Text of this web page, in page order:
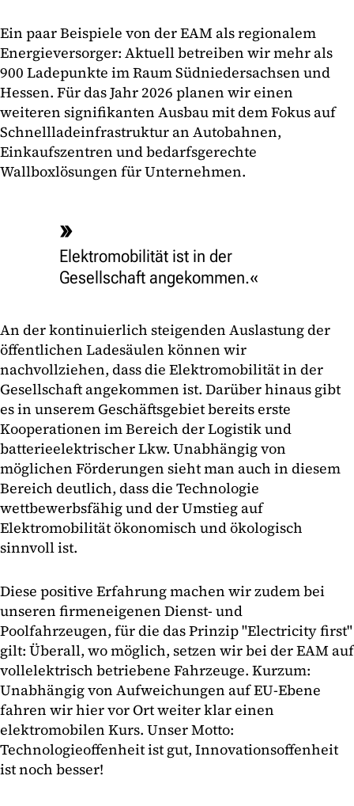
Ein paar Beispiele von der EAM als regionalem
Energieversorger: Aktuell betreiben wir mehr als
900 Ladepunkte im Raum Südniedersachsen und
Hessen. Für das Jahr 2026 planen wir einen
weiteren signifikanten Ausbau mit dem Fokus auf
Schnellladeinfrastruktur an Autobahnen,
Einkaufszentren und bedarfsgerechte
Wallboxlösungen für Unternehmen.
Elektromobilität ist in der
Gesellschaft angekommen.
An der kontinuierlich steigenden Auslastung der
öffentlichen Ladesäulen können wir
nachvollziehen, dass die Elektromobilität in der
Gesellschaft angekommen ist. Darüber hinaus gibt
es in unserem Geschäftsgebiet bereits erste
Kooperationen im Bereich der Logistik und
batterieelektrischer Lkw. Unabhängig von
möglichen Förderungen sieht man auch in diesem
Bereich deutlich, dass die Technologie
wettbewerbsfähig und der Umstieg auf
Elektromobilität ökonomisch und ökologisch
sinnvoll ist.
Diese positive Erfahrung machen wir zudem bei
unseren firmeneigenen Dienst- und
Poolfahrzeugen, für die das Prinzip "Electricity first"
gilt: Überall, wo möglich, setzen wir bei der EAM auf
vollelektrisch betriebene Fahrzeuge. Kurzum:
Unabhängig von Aufweichungen auf EU-Ebene
fahren wir hier vor Ort weiter klar einen
elektromobilen Kurs. Unser Motto:
Technologieoffenheit ist gut, Innovationsoffenheit
ist noch besser!